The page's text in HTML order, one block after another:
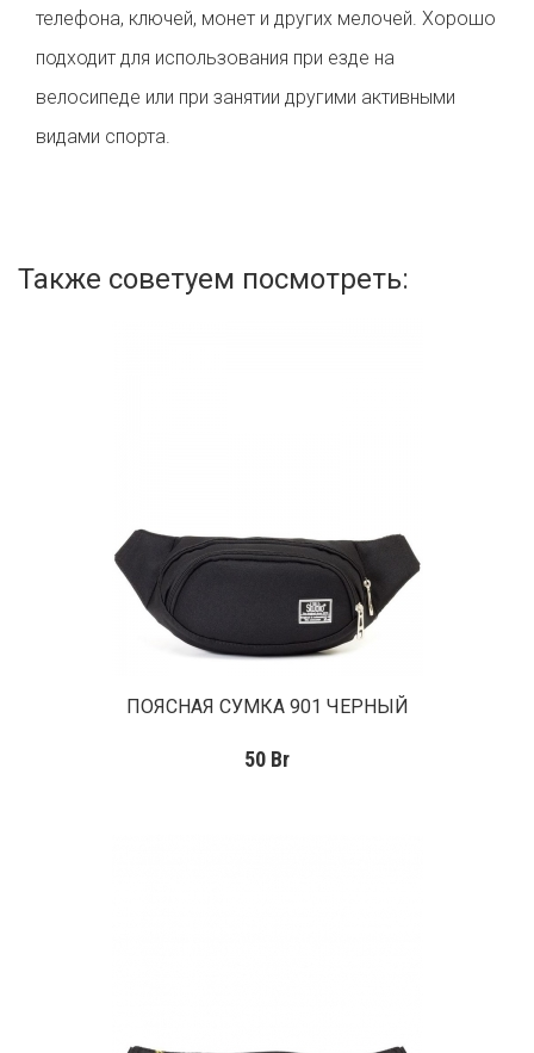
телефона, ключей, монет и других мелочей. Хорошо
подходит для использования при езде на
велосипеде или при занятии другими активными
видами спорта.
Также советуем посмотреть:
ПОЯСНАЯ СУМКА 901 ЧЕРНЫЙ
50 Br